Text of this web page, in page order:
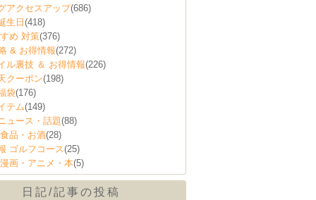
アクセスアップ(686)
生日 (418)
め 対策(376)
& お得情報(272)
ル裏技 ＆ お得情報(226)
クーポン(198)
袋(176)
テム(149)
ュース・話題(88)
品・お酒(28)
ゴルフコース(25)
画・アニメ・本(5)
日記/記事の投稿